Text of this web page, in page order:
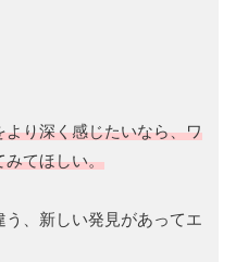
より深く感じたいなら、ワ
みてほしい。
、新しい発見があってエ